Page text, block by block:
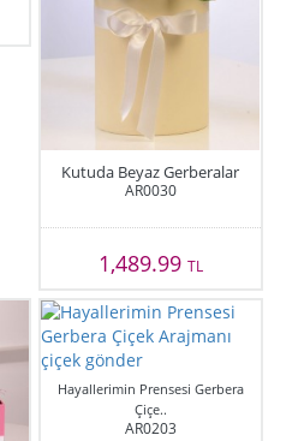
Kutuda Beyaz Gerberalar
AR0030
1,489.99 TL
Hayallerimin Prensesi Gerbera
Çiçe..
AR0203